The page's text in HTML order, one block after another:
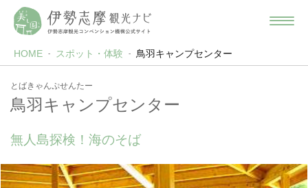
HOME スポット・体験 鳥羽キャンプセンター
とばきゃんぷせんたー
鳥羽キャンプセンター
無人島探検！海のそば